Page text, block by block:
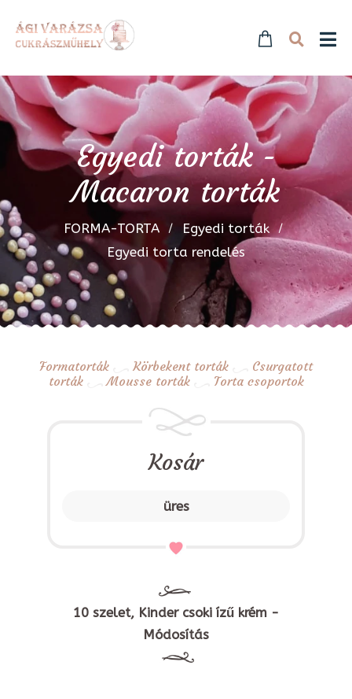
Egyedi torták -
Macaron torták
FORMA-TORTA
Egyedi torták
Egyedi torta rendelés
Formatorták Körbekent torták
Csurgatott
torták
Mousse torták Torta csoportok
Kosár
üres
10 szelet, Kinder csoki ízű krém -
Módosítás